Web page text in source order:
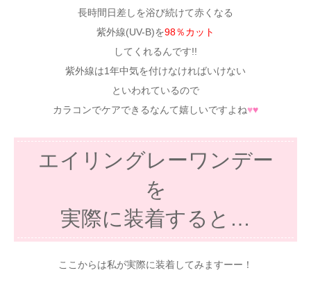
長時間日差しを浴び続けて赤くなる
紫外線(UV-B)を98％カット
してくれるんです!!
紫外線は1年中気を付けなければいけない
といわれているので
カラコンでケアできるなんて嬉しいですよね♥♥
エイリングレーワンデー
を
実際に装着すると…
ここからは私が実際に装着してみますーー！